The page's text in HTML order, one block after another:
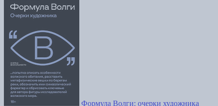
Формула Волги: очерки художника